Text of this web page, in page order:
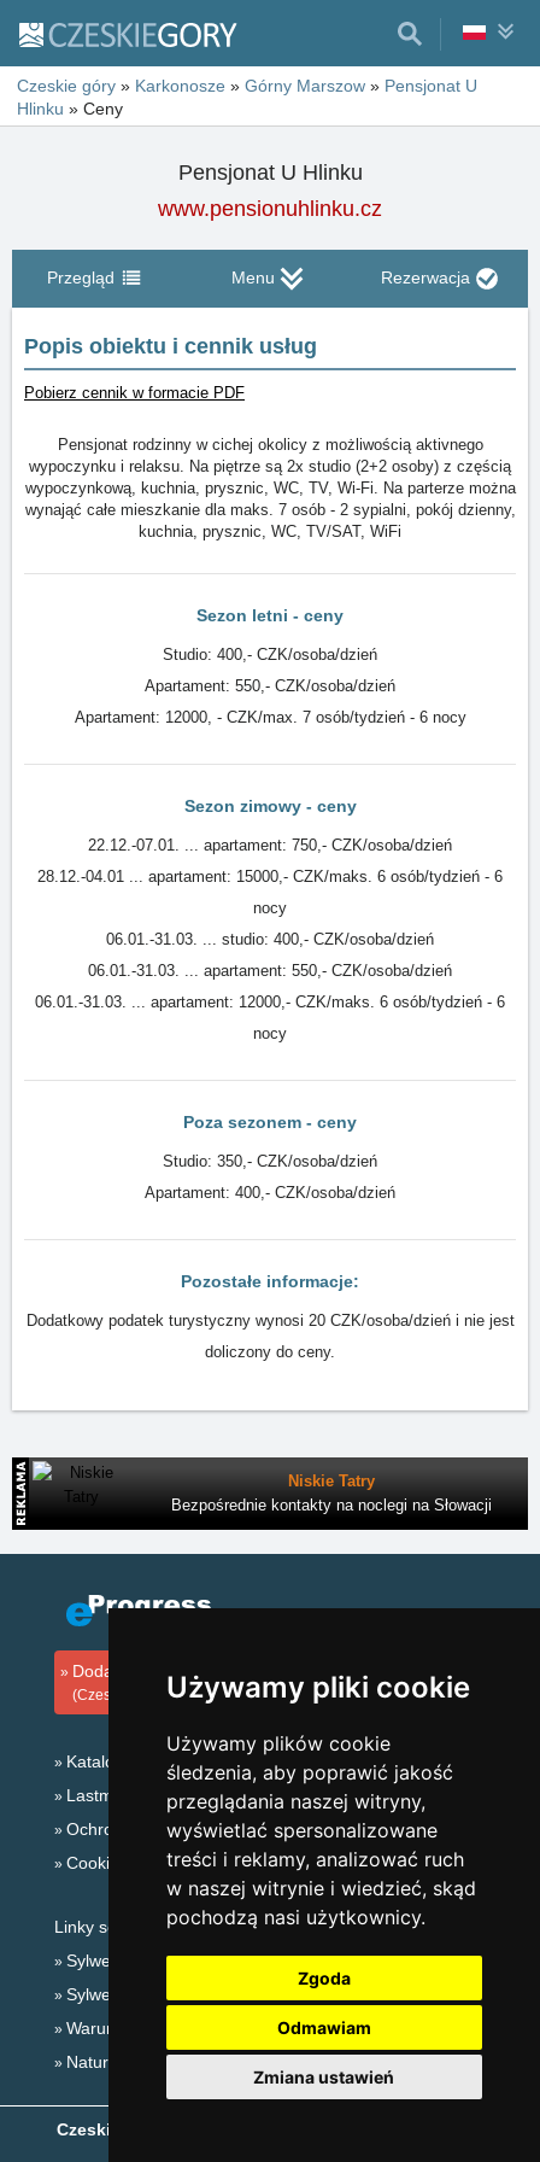
Używamy pliki cookie
Używamy plików cookie
śledzenia, aby poprawić jakość
przeglądania naszej witryny,
wyświetlać spersonalizowane
treści i reklamy, analizować ruch
w naszej witrynie i wiedzieć, skąd
pochodzą nasi użytkownicy.
Zgoda
Odmawiam
Zmiana ustawień
Czeskie góry » Karkonosze » Górny Marszow » Pensjonat U
Hlinku » Ceny
Pensjonat U Hlinku
www.pensionuhlinku.cz
Przegląd Menu Rezerwacja
Popis obiektu i cennik usług
Pobierz cennik w formacie PDF
Pensjonat rodzinny w cichej okolicy z możliwością aktivnego
wypoczynku i relaksu. Na piętrze są 2x studio (2+2 osoby) z częścią
wypoczynkową, kuchnia, prysznic, WC, TV, Wi-Fi. Na parterze można
wynająć całe mieszkanie dla maks. 7 osób - 2 sypialni, pokój dzienny,
kuchnia, prysznic, WC, TV/SAT, WiFi
Sezon letni - ceny
Studio: 400,- CZK/osoba/dzień
Apartament: 550,- CZK/osoba/dzień
Apartament: 12000, - CZK/max. 7 osób/tydzień - 6 nocy
Sezon zimowy - ceny
22.12.-07.01. ... apartament: 750,- CZK/osoba/dzień
28.12.-04.01 ... apartament: 15000,- CZK/maks. 6 osób/tydzień - 6
nocy
06.01.-31.03. ... studio: 400,- CZK/osoba/dzień
06.01.-31.03. ... apartament: 550,- CZK/osoba/dzień
06.01.-31.03. ... apartament: 12000,- CZK/maks. 6 osób/tydzień - 6
nocy
Poza sezonem - ceny
Studio: 350,- CZK/osoba/dzień
Apartament: 400,- CZK/osoba/dzień
Pozostałe informacje:
Dodatkowy podatek turystyczny wynosi 20 CZK/osoba/dzień i nie jest
doliczony do ceny.
Niskie Tatry
Bezpośrednie kontakty na noclegi na Słowacji
Dodaj zakwaterowanie
(Czeski)
Katalog zakwaterowania
Lastminute Karkonosze
Ochrona prywatności
Cookies
Linky sezonowe:
Sylwester Karkonosze
Sylwester w górach 2025/26
Warunki narciarskie
Naturalne kąpieliska
Czeskie Góry